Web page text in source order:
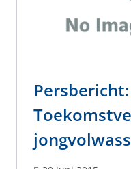
Persbericht: